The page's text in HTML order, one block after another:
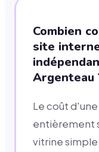
Combien
site
Argenteau
Le coût
entièrement
vitrine